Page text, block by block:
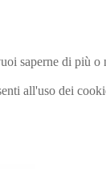
saperne di più o
all'uso dei